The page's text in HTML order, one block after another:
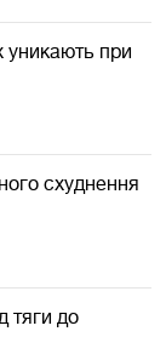
уникають при
схуднення
тяги до